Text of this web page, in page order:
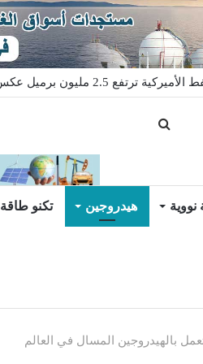
2.5 مليون برميل عكس التوقعات
هيدروجين تكنو طاقة
بالهيدروجين المسال في العالم